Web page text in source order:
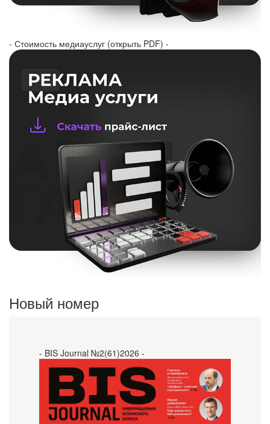
- Стоимость медиауслуг (открыть PDF) -
Новый номер
- BIS Journal №2(61)2026 -